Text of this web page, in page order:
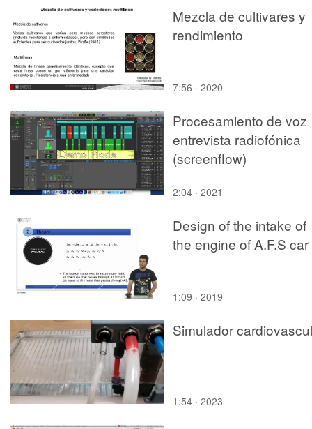
Mezcla de cultivares y
rendimiento
7:56 · 2020
Procesamiento de voz
entrevista radiofónica
(screenflow)
2:04 · 2021
Design of the intake of
the engine of A.F.S car
1:09 · 2019
Simulador
1:54 · 2023